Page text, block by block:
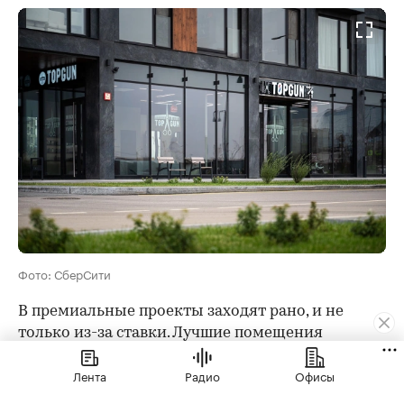
Фото: СберСити
В премиальные проекты заходят рано, и не
только из-за ставки. Лучшие помещения
разбирают быстро: угловые, с витринами на
главный проспект, с нужной площадью. Позже
Лента Радио Офисы